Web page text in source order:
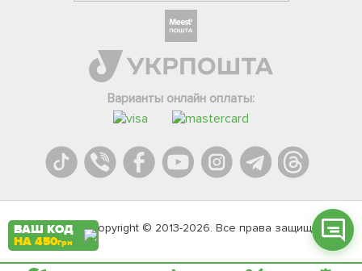
Варианты онлайн оплаты:
Agromarket.Copyright © 2013-2026. Все права защищены
Телеграм
Вайбер
Онлайн чат
ВАШ КОД
НА 450грн